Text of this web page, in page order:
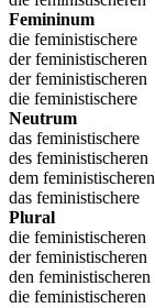
Femininum
die feministischere
der feministischeren
der feministischeren
die feministischere
Neutrum
das feministischere
des feministischeren
dem feministischeren
das feministischere
Plural
die feministischeren
der feministischeren
den feministischeren
die feministischeren